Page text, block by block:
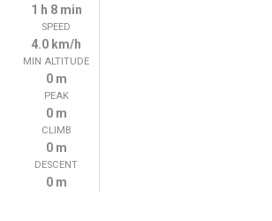
1 h 8 min
SPEED
4.0 km/h
MIN ALTITUDE
0 m
PEAK
0 m
CLIMB
0 m
DESCENT
0 m